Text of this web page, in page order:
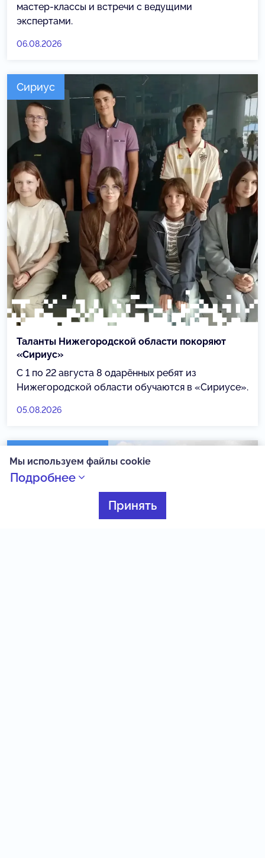
мастер-классы и встречи с ведущими
экспертами.
06.08.2026
Сириус
Таланты Нижегородской области покоряют
«Сириус»
С 1 по 22 августа 8 одарённых ребят из
Нижегородской области обучаются в «Сириусе».
05.08.2026
Мы используем файлы cookie
Подробнее
Принять